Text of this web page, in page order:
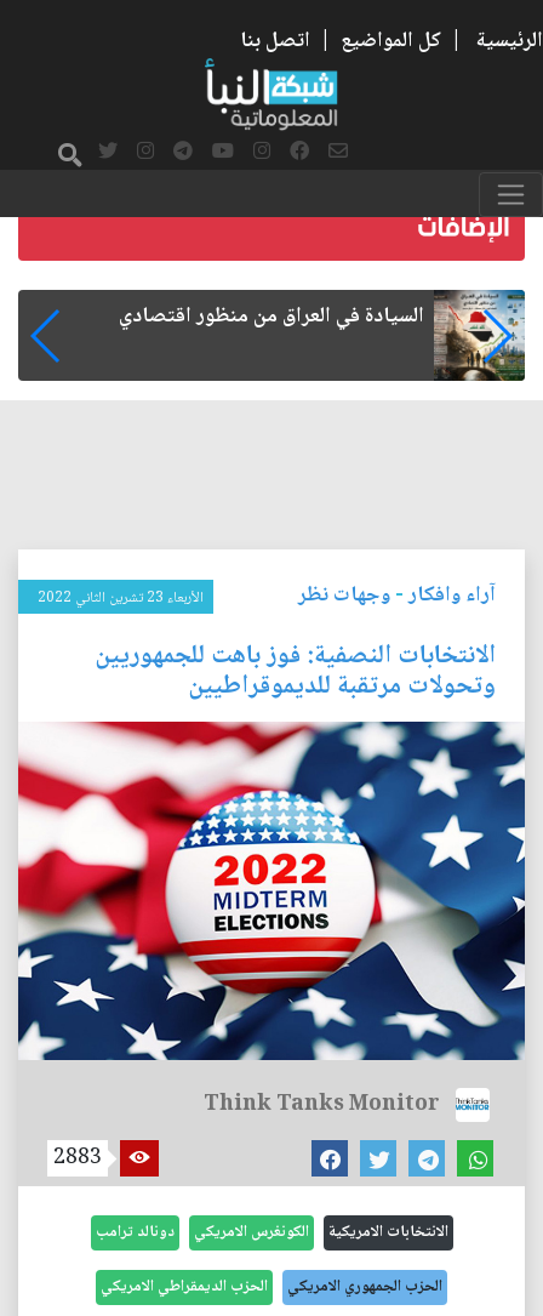
الرئيسية | كل المواضيع | اتصل بنا
ما بعد الأربعين.. كيف اتسعت الزيارة من هويتها
آراء وافكار-وجهات نظر الأربعاء 23 تشرين الثاني 2022
الانتخابات النصفية: فوز باهت للجمهوريين
وتحولات مرتقبة للديموقراطيين
Think Tanks Monitor
2883
الانتخابات الامريكية الكونغرس الامريكي دونالد ترامب
الحزب الجمهوري الامريكي الحزب الديمقراطي الامريكي